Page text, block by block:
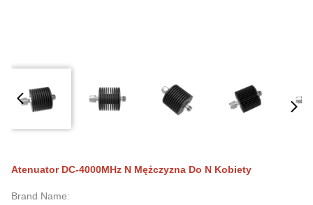
Atenuator DC-4000MHz N Mężczyzna Do N Kobiety
Brand Name: